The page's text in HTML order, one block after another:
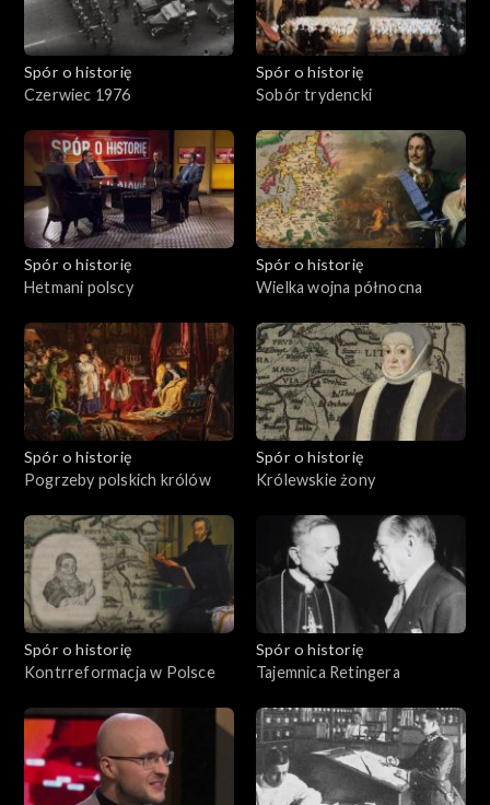
Spór o historię
Czerwiec 1976
Spór o historię
Sobór trydencki
Spór o historię
Hetmani polscy
Spór o historię
Wielka wojna północna
Spór o historię
Pogrzeby polskich królów
Spór o historię
Królewskie żony
Spór o historię
Kontrreformacja w Polsce
Spór o historię
Tajemnica Retingera